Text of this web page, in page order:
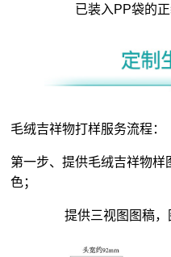
已装入PP袋的
毛绒吉祥物打样服务流程：
第一步、提供毛绒吉祥物
色；
提供三视图图稿